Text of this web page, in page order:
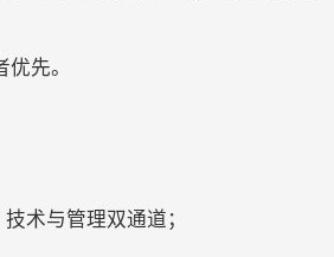
先。
术与管理双通道；